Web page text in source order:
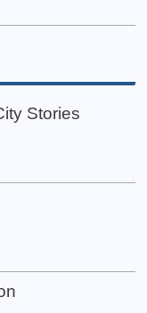
Stories